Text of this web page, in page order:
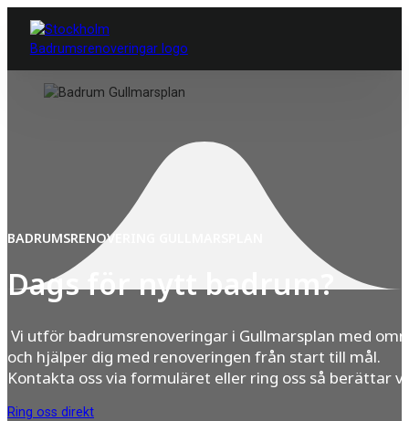
BADRUMSRENOVERING GULLMARSPLAN
Dags för nytt badrum?
Vi utför badrumsrenoveringar i Gullmarsplan med
och hjälper dig med renoveringen från start till mål.
Kontakta oss via formuläret eller ring oss så berättar
Ring oss direkt